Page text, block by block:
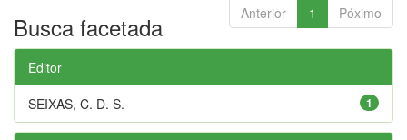
Anterior 1 Póximo
Busca facetada
Editor
1
SEIXAS, C. D. S.